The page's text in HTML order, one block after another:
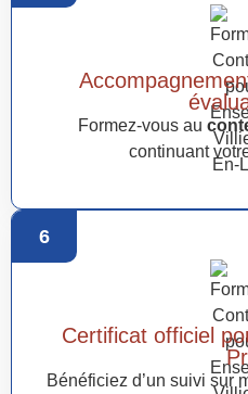
Formez-vous au
continuant
6
Certificat officiel
Bénéficiez d’un suivi sur